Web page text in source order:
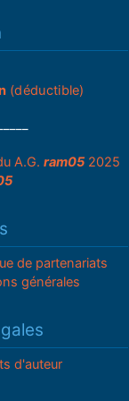
(déductible)
A.G. ram052025
de partenariats
générales
d'auteur